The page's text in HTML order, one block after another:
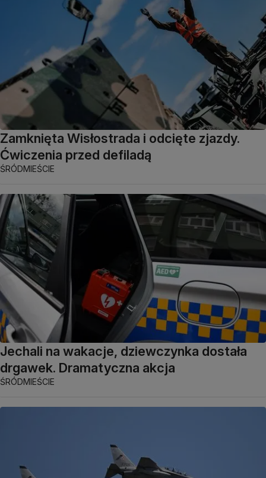
Zamknięta Wisłostrada i odcięte zjazdy.
Ćwiczenia przed defiladą
ŚRÓDMIEŚCIE
Jechali na wakacje, dziewczynka dostała
drgawek. Dramatyczna akcja
ŚRÓDMIEŚCIE